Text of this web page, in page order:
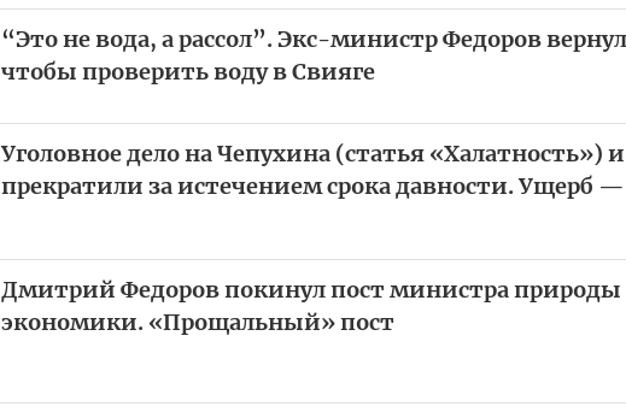
“Это не вода, а рассол”. Экс-министр Федоров
чтобы проверить воду в Свияге
Уголовное дело на Чепухина (статья «Халатность»)
прекратили за истечением срока давности. Ущерб
Дмитрий Федоров покинул пост министра
экономики. «Прощальный» пост